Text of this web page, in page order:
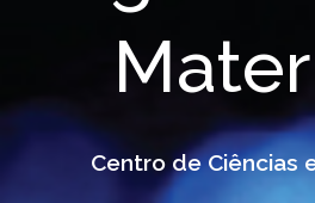
Centro de Ciências